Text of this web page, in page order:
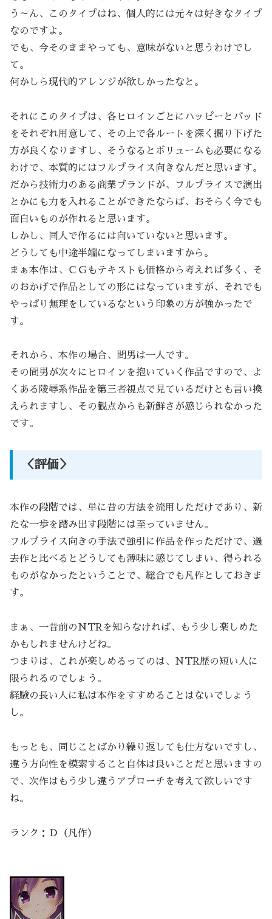
う～ん、このタイプはね、個人的には元々は好きなタイプ
なのですよ。
でも、今そのままやっても、意味がないと思うわけでし
て。
何かしら現代的アレンジが欲しかったなと。
それにこのタイプは、各ヒロインごとにハッピーとバッド
をそれぞれ用意して、その上で各ルートを深く掘り下げた
方が良くなりますし、そうなるとボリュームも必要になる
わけで、本質的にはフルプライス向きなんだと思います。
だから技術力のある商業ブランドが、フルプライスで演出
とかにも力を入れることができたならば、おそらく今でも
面白いものが作れると思います。
しかし、同人で作るには向いていないと思います。
どうしても中途半端になってしまいますから。
まぁ本作は、ＣＧもテキストも価格から考えれば多く、そ
のおかげで作品としての形にはなっていますが、それでも
やっぱり無理をしているなという印象の方が強かったで
す。
それから、本作の場合、間男は一人です。
その間男が次々にヒロインを抱いていく作品ですので、よ
くある陵辱系作品を第三者視点で見ているだけとも言い換
えられますし、その観点からも新鮮さが感じられなかった
です。
＜評価＞
本作の段階では、単に昔の方法を流用しただけであり、新
たな一歩を踏み出す段階には至っていません。
フルプライス向きの手法で強引に作品を作っただけで、過
去作と比べるとどうしても薄味に感じてしまい、得られる
ものがなかったということで、総合でも凡作としておきま
す。
まぁ、一昔前のNTRを知らなければ、もう少し楽しめた
かもしれませんけどね。
つまりは、これが楽しめるってのは、NTR歴の短い人に
限られるのでしょう。
経験の長い人に私は本作をすすめることはないでしょう
し。
もっとも、同じことばかり繰り返しても仕方ないですし、
違う方向性を模索すること自体は良いことだと思いますの
で、次作はもう少し違うアプローチを考えて欲しいです
ね。
ランク：Ｄ（凡作）